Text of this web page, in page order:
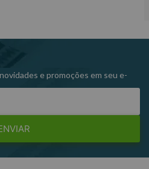
(mm): 120x120x40
são de responsabilidade do
e promoções em seu e-